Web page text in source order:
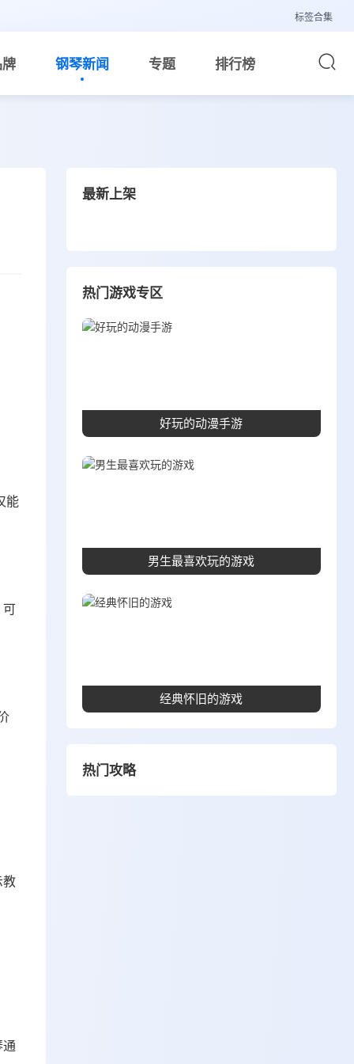
标签合集
钢琴新闻 专题 排行榜
能
最新上架
热门游戏专区
好玩的动漫手游
男生最喜欢玩的游戏
经典怀旧的游戏
热门攻略